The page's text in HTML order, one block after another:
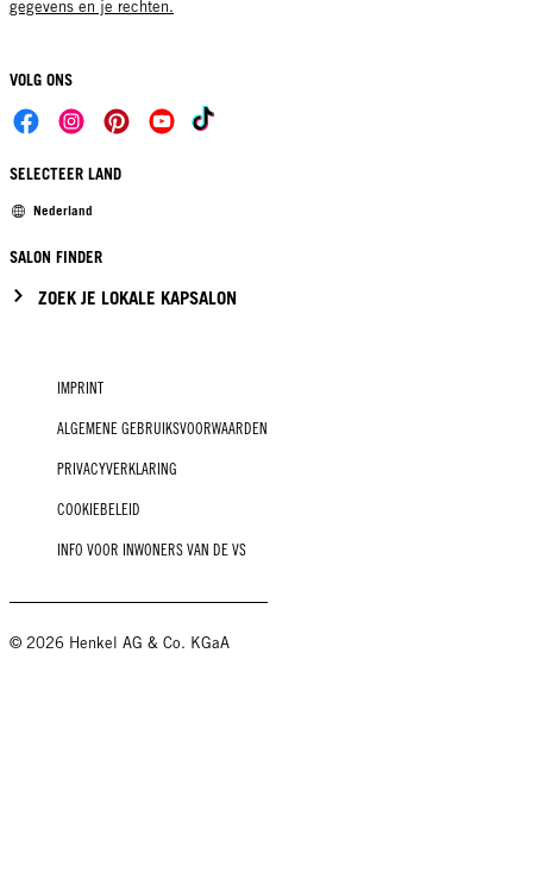
gegevens en je rechten.
VOLG ONS
SELECTEER LAND
Nederland
SALON FINDER
ZOEK JE LOKALE KAPSALON
IMPRINT
ALGEMENE GEBRUIKSVOORWAARDEN
PRIVACYVERKLARING
COOKIEBELEID
INFO VOOR INWONERS VAN DE VS
© 2026 Henkel AG & Co. KGaA